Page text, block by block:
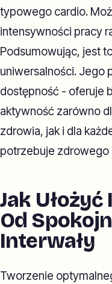
typowego cardio.
intensywności pracy
Podsumowując, jest
uniwersalności. Jego
dostępność - oferuje
aktywność zarówno
zdrowia, jak i dla
potrzebuje zdrowego
Jak
Od
Interwały
Tworzenie